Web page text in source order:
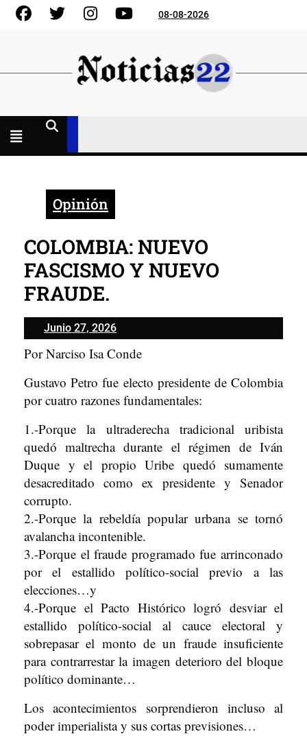
Skip
FacebookGorjeo InstagramYouTube08-08-2026
Opinión
COLOMBIA: NUEVO
FASCISMO Y NUEVO
FRAUDE.
Junio 27, 2026Junio
27,
2026
Por Narciso Isa Conde
Gustavo Petro fue electo presidente de Colombia
por cuatro razones fundamentales:
1.-Porque la ultraderecha tradicional uribista
quedó maltrecha durante el régimen de Iván
Duque y el propio Uribe quedó sumamente
desacreditado como ex presidente y Senador
corrupto.
2.-Porque la rebeldía popular urbana se tornó
avalancha incontenible.
3.-Porque el fraude programado fue arrinconado
por el estallido político-social previo a las
elecciones…y
4.-Porque el Pacto Histórico logró desviar el
estallido político-social al cauce electoral y
sobrepasar el monto de un fraude insuficiente
para contrarrestar la imagen deterioro del bloque
político dominante…
Los acontecimientos sorprendieron incluso al
poder imperialista y sus cortas previsiones…